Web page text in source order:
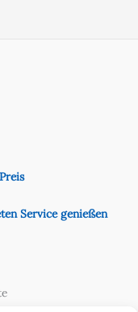
Service genießen